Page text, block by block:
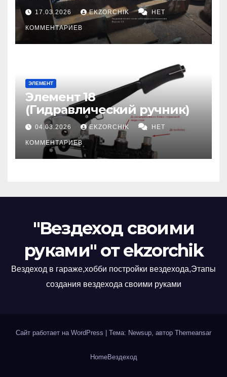
17.03.2026 EKZORCHIK НЕТ
КОММЕНТАРИЕВ
ЭЛЕМЕНТ
Элемент 18
(Гидравлический ручник)
04.03.2026 EKZORCHIK НЕТ
КОММЕНТАРИЕВ
"Вездеход своими
руками" от ekzorchik
Вездеход в гараже,хобби постройки вездехода,Этапы
создания вездехода своими руками
Сайт работает на WordPress Тема: Newsup, автор Themeansar
HomeВездеход